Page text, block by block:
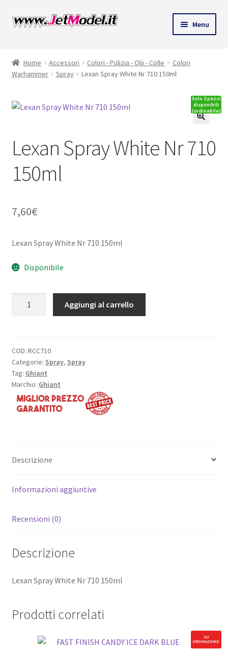
Vai
alla
Vai
Menu
Home Accessori Colori - Pulizia - Olii - Colle
Colori
Warhammer
Spray Lexan Spray White Nr 710 150ml
Solo 2 pezzi
disponibili
(ordinabile)
Lexan Spray White Nr 710
150ml
7,60€
Lexan Spray White Nr 710 150ml
Disponibile
710
150ml
quantità
Aggiungi al carrello
COD: RCC710
Categorie: Spray, Spray
Tag: Ghiant
Marchio: Ghiant
Descrizione
Informazioni aggiuntive
Recensioni (0)
Descrizione
Lexan Spray White Nr 710 150ml
Prodotti correlati
SU
ORDINAZIONE